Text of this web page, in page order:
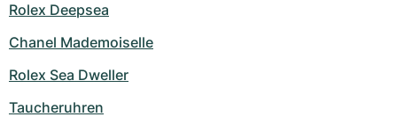
Rolex Deepsea
Chanel Mademoiselle
Rolex Sea Dweller
Taucheruhren